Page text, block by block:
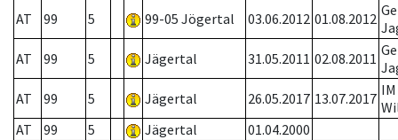
AT
99 5 99-05 Jögertal 03.06.2012 01.08.2012
AT
99 5 Jägertal 31.05.2011 02.08.2011
AT
99 5 Jägertal 26.05.2017 13.07.2017
AT
99 5 Jägertal
01.04.2000